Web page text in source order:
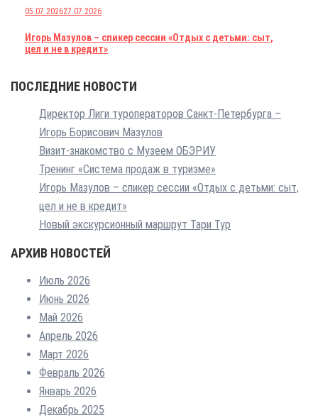
05.07.202627.07.2026
Игорь Мазулов – спикер сессии «Отдых с детьми: сыт,
цел и не в кредит»
ПОСЛЕДНИЕ НОВОСТИ
Директор Лиги туроператоров Санкт-Петербурга –
Игорь Борисович Мазулов
Визит-знакомство с Музеем ОБЭРИУ
Тренинг «Система продаж в туризме»
Игорь Мазулов – спикер сессии «Отдых с детьми: сыт,
цел и не в кредит»
Новый экскурсионный маршрут Тари Тур
АРХИВ НОВОСТЕЙ
Июль 2026
Июнь 2026
Май 2026
Апрель 2026
Март 2026
Февраль 2026
Январь 2026
Декабрь 2025